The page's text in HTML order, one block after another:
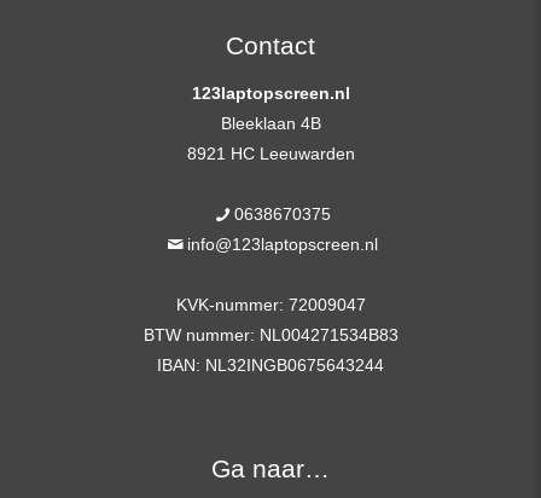
Contact
123laptopscreen.nl
Bleeklaan 4B
8921 HC Leeuwarden
0638670375
info@123laptopscreen.nl
KVK-nummer: 72009047
BTW nummer: NL004271534B83
IBAN: NL32INGB0675643244
Ga naar…